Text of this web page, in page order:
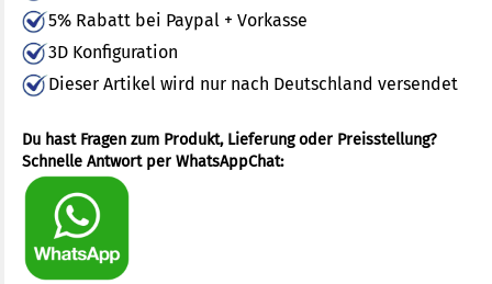
5% Rabatt bei Paypal + Vorkasse
3D Konfiguration
Dieser Artikel wird nur nach Deutschland versendet
Du hast Fragen zum Produkt, Lieferung oder Preisstellung?
Schnelle Antwort per WhatsAppChat: